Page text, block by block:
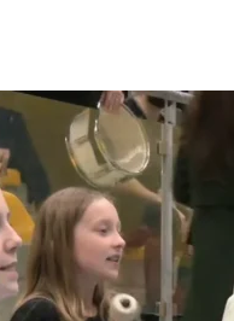
do půlky dubna a lidé